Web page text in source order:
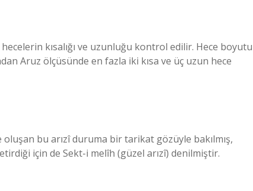
kısalığı ve uzunluğu kontrol edilir. Hece boyutu
Aruz ölçüsünde en fazla iki kısa ve üç uzun hece
bu arızî duruma bir tarikat gözüyle bakılmış,
için de Sekt-i melîh (güzel arızî) denilmiştir.